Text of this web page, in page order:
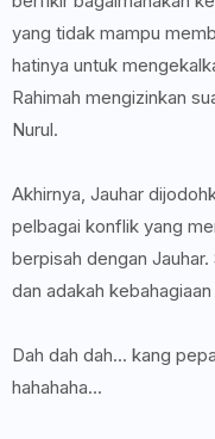
yang tidak mampu
hatinya untuk
Rahimah mengizinkan
Nurul.
Akhirnya, Jauhar
pelbagai konflik yang
berpisah dengan
dan adakah
Dah dah dah... kang
hahahaha...